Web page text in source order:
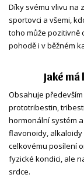
Díky svému vlivu na
sportovci a všemi,
toho může pozitivně
pohodě i v běžném
Jaké
Obsahuje
prototribestin,
hormonální systém
flavonoidy, alkaloidy
celkovému posílení
fyzické kondici, ale
srdce.